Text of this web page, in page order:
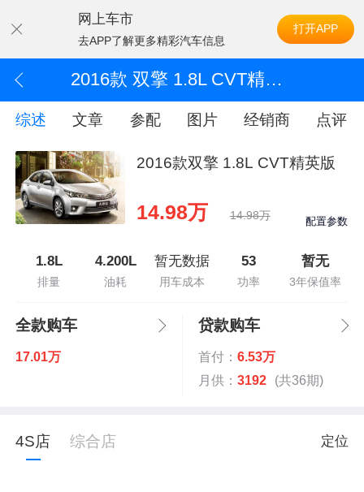
网上车市
去APP了解更多精彩汽车信息
打开APP
2016款 双擎 1.8L CVT精英版
综述 文章 参配 图片 经销商 点评
2016款双擎 1.8L CVT精英版
14.98万 14.98万 配置参数
1.8L
排量
4.200L
油耗
暂无数据
用车成本
53
功率
暂无
3年保值率
全款购车
17.01万
贷款购车
首付： 6.53万
月供： 3192 (共36期)
4S店 综合店 定位